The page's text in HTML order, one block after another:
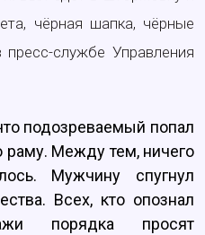
чёрная шапка, чёрные
службе Управления
подозреваемый попал
раму. Между тем, ничего
Мужчину спугнул
Всех, кто опознал
порядка просят